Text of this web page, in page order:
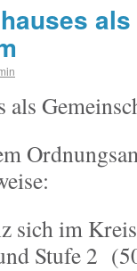
als
als
sich im
Stufe 2